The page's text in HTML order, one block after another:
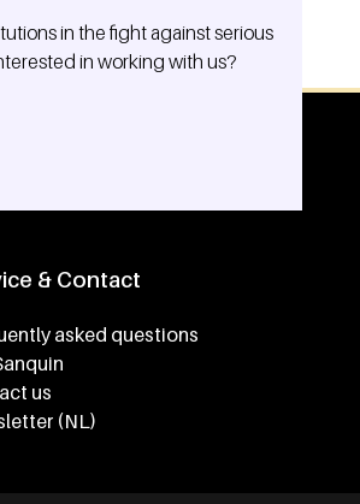
in the fight against serious
in working with us?
& Contact
asked questions
us
(NL)